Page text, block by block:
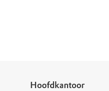
Hoofdkantoor